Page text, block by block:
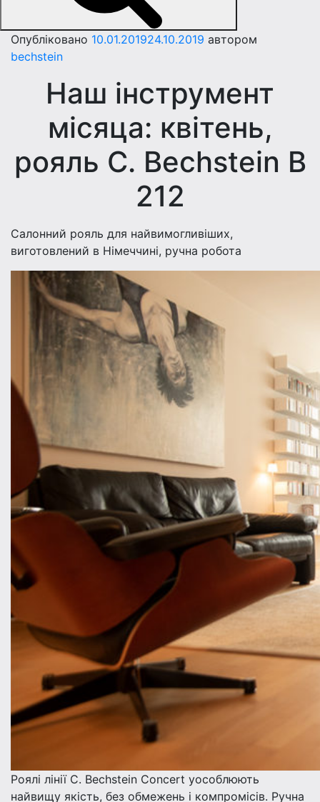
Опубліковано 10.01.201924.10.2019 автором
bechstein
Наш інструмент
місяца: квітень,
рояль C. Bechstein B
212
Салонний рояль для найвимогливіших,
виготовлений в Німеччині, ручна робота
Роялі лінії C. Bechstein Concert уособлюють
найвищу якість, без обмежень і компромісів. Ручна